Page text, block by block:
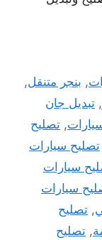
, بنجر متنقل,
, تبديل جان
, تصليح
تصليح سيارات
سيارات
سيارات
, تصليح
, تصليح